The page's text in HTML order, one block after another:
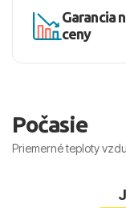
Garancia
ceny
Počasie
Priemerné teploty